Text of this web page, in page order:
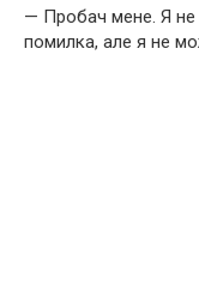
— Пробач мене. Я
помилка, але я не